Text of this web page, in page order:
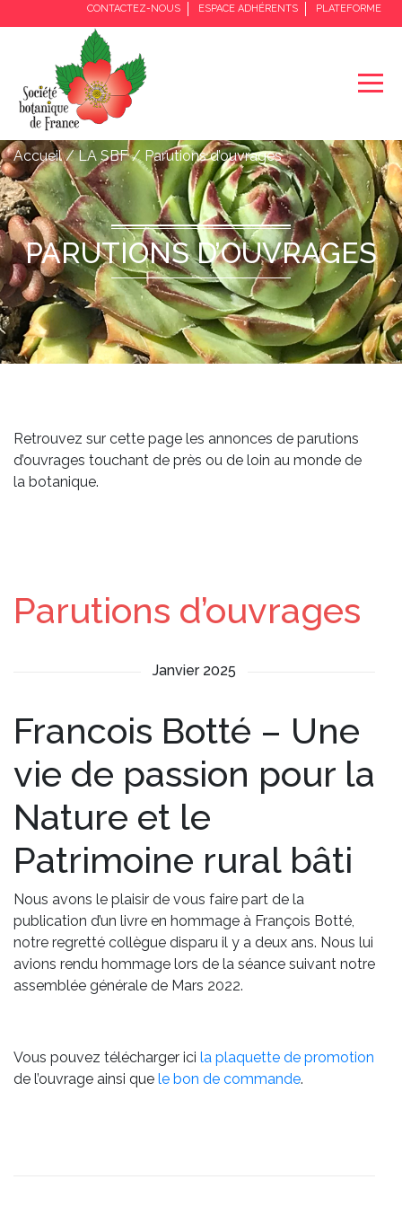
CONTACTEZ-NOUS ESPACE ADHÉRENTS PLATEFORME
Accueil / LA SBF / Parutions d’ouvrages
PARUTIONS D’OUVRAGES
Retrouvez sur cette page les annonces de parutions
d’ouvrages touchant de près ou de loin au monde de
la botanique.
Parutions d’ouvrages
Janvier 2025
Francois Botté – Une
vie de passion pour la
Nature et le
Patrimoine rural bâti
Nous avons le plaisir de vous faire part de la
publication d’un livre en hommage à François Botté,
notre regretté collègue disparu il y a deux ans. Nous lui
avions rendu hommage lors de la séance suivant notre
assemblée générale de Mars 2022.
Vous pouvez télécharger ici la plaquette de promotion
de l’ouvrage ainsi que le bon de commande.